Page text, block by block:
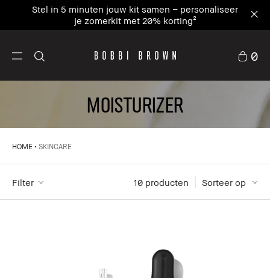
Stel in 5 minuten jouw kit samen – personaliseer
je zomerkit met 20% korting²
0
MOISTURIZER
HOME SKINCARE
Filter Sorteer op
10 producten